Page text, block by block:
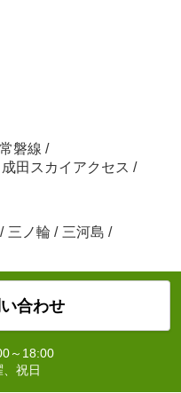
常磐線 /
成田スカイアクセス /
/ 三ノ輪 / 三河島 /
合わせ
～18:00
、祝日